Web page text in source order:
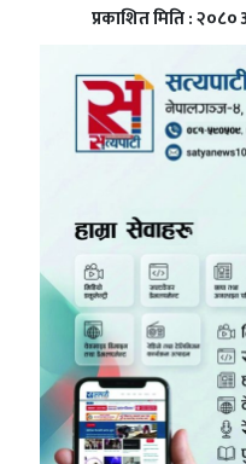
प्रकाशित मिति :